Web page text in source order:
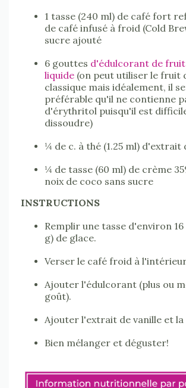
1 tasse (240 ml) de café fort
de café infusé à froid (Cold
sucre ajouté
6 gouttes d'édulcorant de fruit
liquide (on peut utiliser le fruit
classique mais idéalement, il
préférable qu'il ne contienne
d'érythritol puisqu'il est
dissoudre)
¼ de c. à thé (1.25 ml) d'extrait
¼ de tasse (60 ml) de crème
noix de coco sans sucre
INSTRUCTIONS
Remplir une tasse d'environ 16
g) de glace.
Verser le café froid à
Ajouter l'édulcorant (plus ou
goût).
Ajouter l'extrait de vanille et la
Bien mélanger et déguster!